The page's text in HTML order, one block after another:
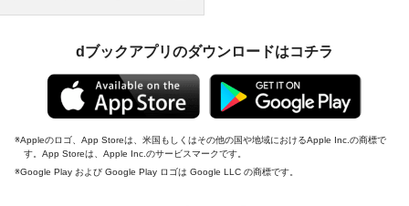
dブックアプリのダウンロードはコチラ
Appleのロゴ、App Storeは、米国もしくはその他の国や地域におけるApple Inc.の商標で
す。App Storeは、Apple Inc.のサービスマークです。
Google Play および Google Play ロゴは Google LLC の商標です。